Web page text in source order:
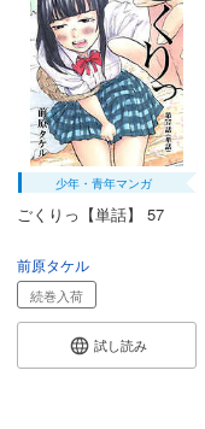
少年・青年マンガ
ごくりっ【単話】 57
前原タケル
続巻入荷
試し読み